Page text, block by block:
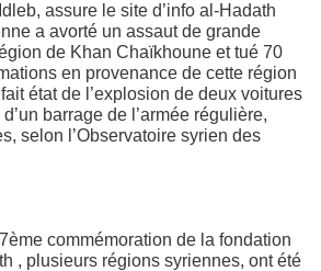
assure le site d’info al-Hadath
a avorté un assaut de grande
de Khan Chaïkhoune et tué 70
en provenance de cette région
état de l’explosion de deux voitures
barrage de l’armée régulière,
selon l’Observatoire syrien des
commémoration de la fondation
, plusieurs régions syriennes, ont été